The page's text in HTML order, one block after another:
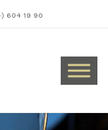
604 19 90